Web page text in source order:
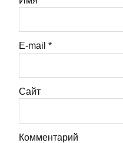
E-mail *
Сайт
Комментарий